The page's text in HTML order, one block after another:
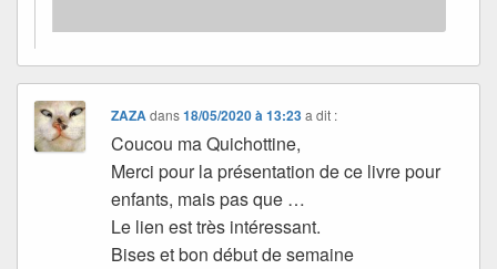
ZAZAdans18/05/2020 à 13:23 a dit :
Coucou ma Quichottine,
Merci pour la présentation de ce livre pour
enfants, mais pas que …
Le lien est très intéressant.
Bises et bon début de semaine